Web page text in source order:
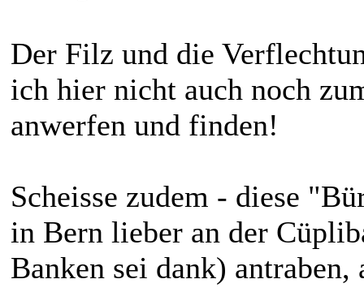
Der Filz und die
ich hier nicht auch noch
anwerfen und finden!
Scheisse zudem - diese
in Bern lieber an der
Banken sei dank)